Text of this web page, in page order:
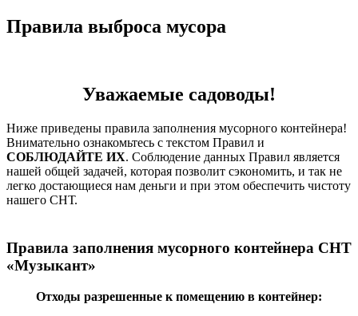
Правила выброса мусора
Уважаемые садоводы!
Ниже приведены правила заполнения мусорного контейнера!
Внимательно ознакомьтесь с текстом Правил и
СОБЛЮДАЙТЕ ИХ. Соблюдение данных Правил является
нашей общей задачей, которая позволит сэкономить, и так не
легко достающиеся нам деньги и при этом обеспечить чистоту
нашего СНТ.
Правила заполнения мусорного контейнера СНТ
«Музыкант»
Отходы разрешенные к помещению в контейнер: